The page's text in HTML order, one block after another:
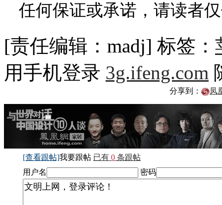
任何保证或承诺，请读者
[责任编辑：madj] 标签：
用手机登录 3g.ifeng.com
分享到： 凤
[查看跟帖]我要跟帖 已有 0 条跟帖
用户名
密码